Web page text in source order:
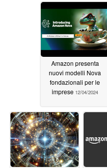
Amazon presenta
nuovi modelli Nova
fondazionali per le
imprese 12/04/2024